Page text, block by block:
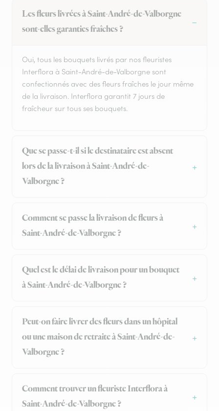
Les fleurs livrées à Saint-André-de-Valborgne
sont-elles garanties fraîches ?
Oui, tous les bouquets livrés par nos fleuristes
Interflora à Saint-André-de-Valborgne sont
confectionnés avec des fleurs fraîches le jour même
de la livraison. Interflora garantit 7 jours de
fraîcheur sur tous ses bouquets.
Que se passe-t-il si le destinataire est absent
lors de la livraison à Saint-André-de-
Valborgne ?
Comment se passe la livraison de fleurs à
Saint-André-de-Valborgne ?
Quel est le délai de livraison pour un bouquet
à Saint-André-de-Valborgne ?
Peut-on faire livrer des fleurs dans un hôpital
ou une maison de retraite à Saint-André-de-
Valborgne ?
Comment trouver un fleuriste Interflora à
Saint-André-de-Valborgne ?